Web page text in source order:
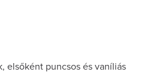
elsőként puncsos és vaníliás